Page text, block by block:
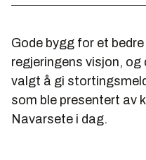
Gode bygg for et
regjeringens visjon,
valgt å gi
som ble presentert av
Navarsete i dag.